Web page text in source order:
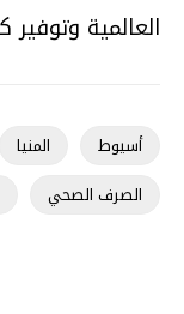
العالمية
أسيوط المنيا
الصرف الصحي